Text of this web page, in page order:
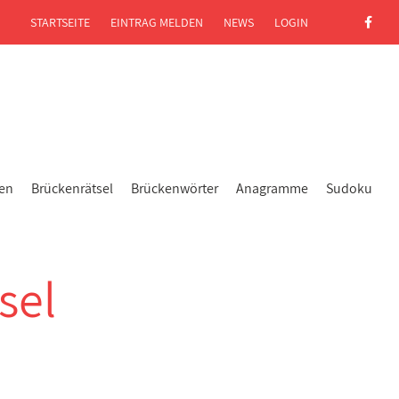
Brückenrätsel Brückenwörter Anagramme Sudoku
STARTSEITE EINTRAG MELDEN NEWS LOGIN